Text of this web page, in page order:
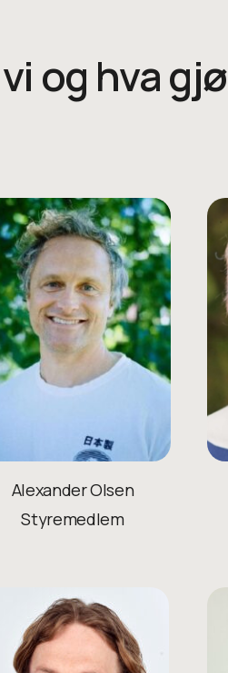
og hva
Alexander Olsen
Styremedlem